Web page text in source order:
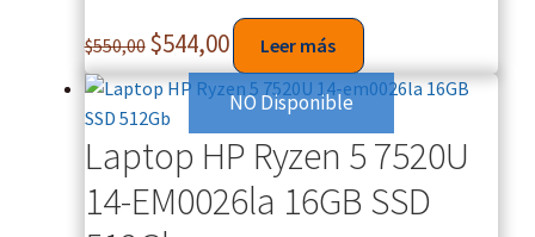
$550,00 $544,00 Leer más
NO Disponible
Laptop HP Ryzen 5 7520U
14-EM0026la 16GB SSD